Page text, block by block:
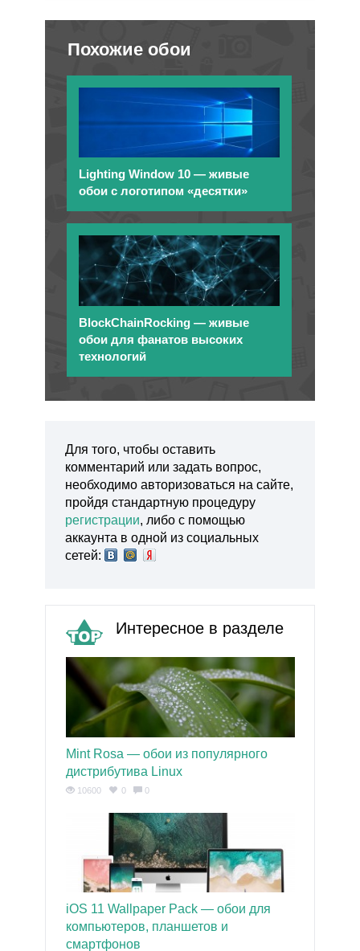
Похожие обои
Lighting Window 10 — живые
обои с логотипом «десятки»
BlockChainRocking — живые
обои для фанатов высоких
технологий
Для того, чтобы оставить
комментарий или задать вопрос,
необходимо авторизоваться на сайте,
пройдя стандартную процедуру
регистрации, либо с помощью
аккаунта в одной из социальных
сетей:
Интересное в разделе
Mint Rosa — обои из популярного
дистрибутива Linux
10600 0 0
iOS 11 Wallpaper Pack — обои для
компьютеров, планшетов и
смартфонов